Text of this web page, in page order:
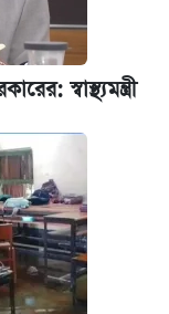
স্বাস্থ্যমন্ত্রী